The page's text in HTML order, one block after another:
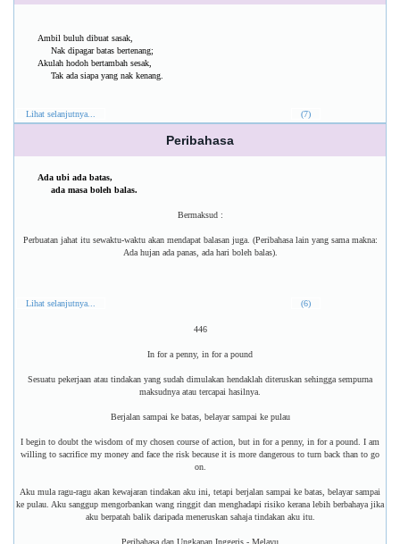
Ambil buluh dibuat sasak,
Nak dipagar batas bertenang;
Akulah hodoh bertambah sesak,
Tak ada siapa yang nak kenang.
Lihat selanjutnya... (7)
Peribahasa
Ada ubi ada batas,
ada masa boleh balas.
Bermaksud :
Perbuatan jahat itu sewaktu-waktu akan mendapat balasan juga. (Peribahasa lain yang sama makna:
Ada hujan ada panas, ada hari boleh balas).
Lihat selanjutnya... (6)
446
In for a penny, in for a pound
Sesuatu pekerjaan atau tindakan yang sudah dimulakan hendaklah diteruskan sehingga sempurna
maksudnya atau tercapai hasilnya.
Berjalan sampai ke batas, belayar sampai ke pulau
I begin to doubt the wisdom of my chosen course of action, but in for a penny, in for a pound. I am
willing to sacrifice my money and face the risk because it is more dangerous to turn back than to go
on.
Aku mula ragu-ragu akan kewajaran tindakan aku ini, tetapi berjalan sampai ke batas, belayar sampai
ke pulau. Aku sanggup mengorbankan wang ringgit dan menghadapi risiko kerana lebih berbahaya jika
aku berpatah balik daripada meneruskan sahaja tindakan aku itu.
Peribahasa dan Ungkapan Inggeris - Melayu